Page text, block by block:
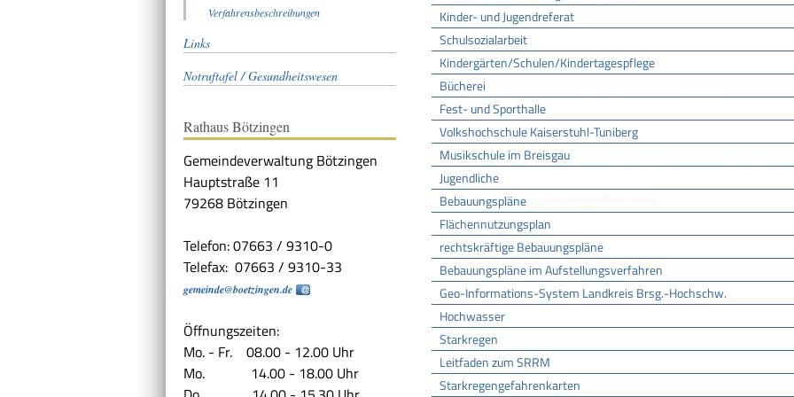
Kinder- und Jugendreferat
Schulsozialarbeit
Kindergärten/Schulen/Kindertagespflege
Bücherei
Fest- und Sporthalle
Volkshochschule Kaiserstuhl-Tuniberg
Musikschule im Breisgau
Jugendliche
Bebauungspläne
Flächennutzungsplan
rechtskräftige Bebauungspläne
Bebauungspläne im Aufstellungsverfahren
Geo-Informations-System Landkreis Brsg.-Hochschw.
Hochwasser
Starkregen
Leitfaden zum SRRM
Starkregengefahrenkarten
Verfahrensbeschreibungen
Links
Notruftafel / Gesundheitswesen
Rathaus Bötzingen
Gemeindeverwaltung Bötzingen
Hauptstraße 11
79268 Bötzingen
Telefon: 07663 / 9310-0
Telefax: 07663 / 9310-33
gemeinde@boetzingen.de
Öffnungszeiten:
Mo. - Fr. 08.00 - 12.00 Uhr
Mo. 14.00 - 18.00 Uhr
VERTIEFENDE INFORMATIONEN
Weiterbildungsportal Baden-Württemberg
ZUGEHÖRIGE LEISTUNGEN
Karlsruher Virtueller Katalog (KVK) - Literatur suchen
Landesbibliothek - Benutzerausweis beantragen
Landeszentrale für politische Bildung - Angebote des Webshop bestellen
Universitätsbibliotheken des Landes - Benutzerausweis beantragen
Veranstaltungen der Landeszentrale für politische Bildung - Teilnahme
Weiterbildungsportal Baden-Württemberg
FREIGABEVERMERK
19.03.2024Kultusministerium Baden-Württemberg